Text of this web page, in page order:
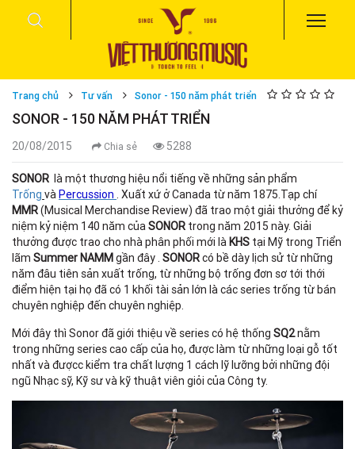
Trang chủ Tư vấn Sonor - 150 năm phát triển
SONOR - 150 NĂM PHÁT TRIỂN
20/08/2015 Chia sẻ 5288
SONOR là một thương hiệu nổi tiếng về những sản phẩm
Trống và Percussion . Xuất xứ ở Canada từ năm 1875.Tạp chí
MMR(Musical Merchandise Review) đã trao một giải thưởng để kỷ
niệm kỷ niệm 140 năm củaSONOR trong năm 2015 này. Giải
thưởng được trao cho nhà phân phối mới là KHS tại Mỹ trong Triển
lãm Summer NAMM gần đây . SONORcó bề dày lịch sử từ những
năm đâu tiên sản xuất trống, từ những bộ trống đơn sơ tới thới
điểm hiện tại họ đã có 1 khối tài sản lớn là các series trống từ bán
chuyên nghiệp đến chuyên nghiệp.
Mới đây thì Sonor đã giới thiệu về series có hệ thống SQ2nằm
trong những series cao cấp của họ, được làm từ những loại gỗ tốt
nhất và đượcc kiểm tra chất lượng 1 cách lỹ lưỡng bởi những đội
ngũ Nhạc sỹ, Kỹ sư và kỹ thuật viên giỏi của Công ty.